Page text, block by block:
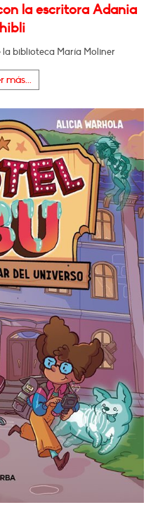
la escritora Adania
la biblioteca María Moliner
más...